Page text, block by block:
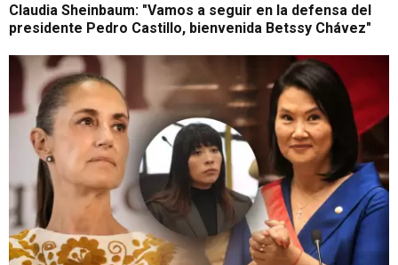
Claudia Sheinbaum: "Vamos a seguir en la defensa del
presidente Pedro Castillo, bienvenida Betssy Chávez"